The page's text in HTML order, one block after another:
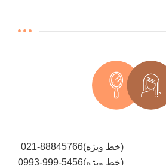
021-88845766(خط ویژه)
0993-999-5456(خط ویژه)